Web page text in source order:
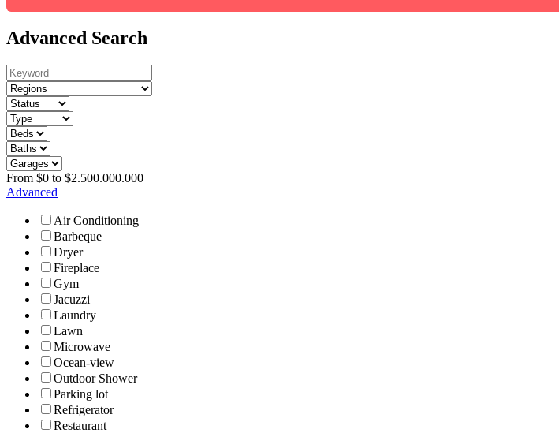
Advanced Search
From $0 to $2.500.000.000
Advanced
Air Conditioning
Barbeque
Dryer
Fireplace
Gym
Jacuzzi
Laundry
Lawn
Microwave
Ocean-view
Outdoor Shower
Parking lot
Refrigerator
Restaurant